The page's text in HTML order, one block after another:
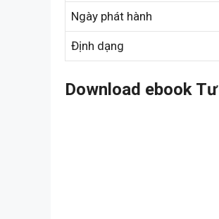
Ngày phát hành
Định dạng
Download ebook